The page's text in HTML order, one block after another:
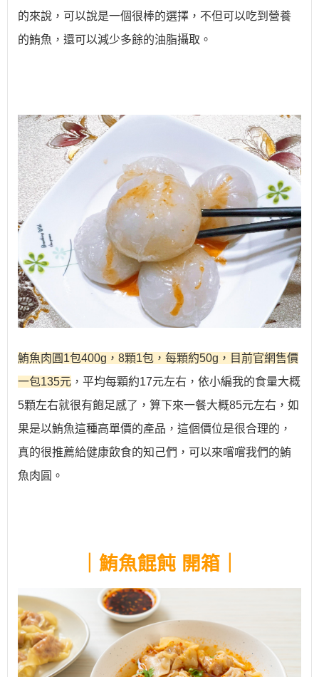
的來說，可以說是一個很棒的選擇，不但可以吃到營養
的鮪魚，還可以減少多餘的油脂攝取。
鮪魚肉圓1包400g，8顆1包，每顆約50g，目前官網售價
一包135元 ，平均每顆約17元左右，依小編我的食量大概
5顆左右就很有飽足感了，算下來一餐大概85元左右，如
果是以鮪魚這種高單價的產品，這個價位是很合理的，
真的很推薦給健康飲食的知己們，可以來嚐嚐我們的鮪
魚肉圓。
｜鮪魚餛飩 開箱